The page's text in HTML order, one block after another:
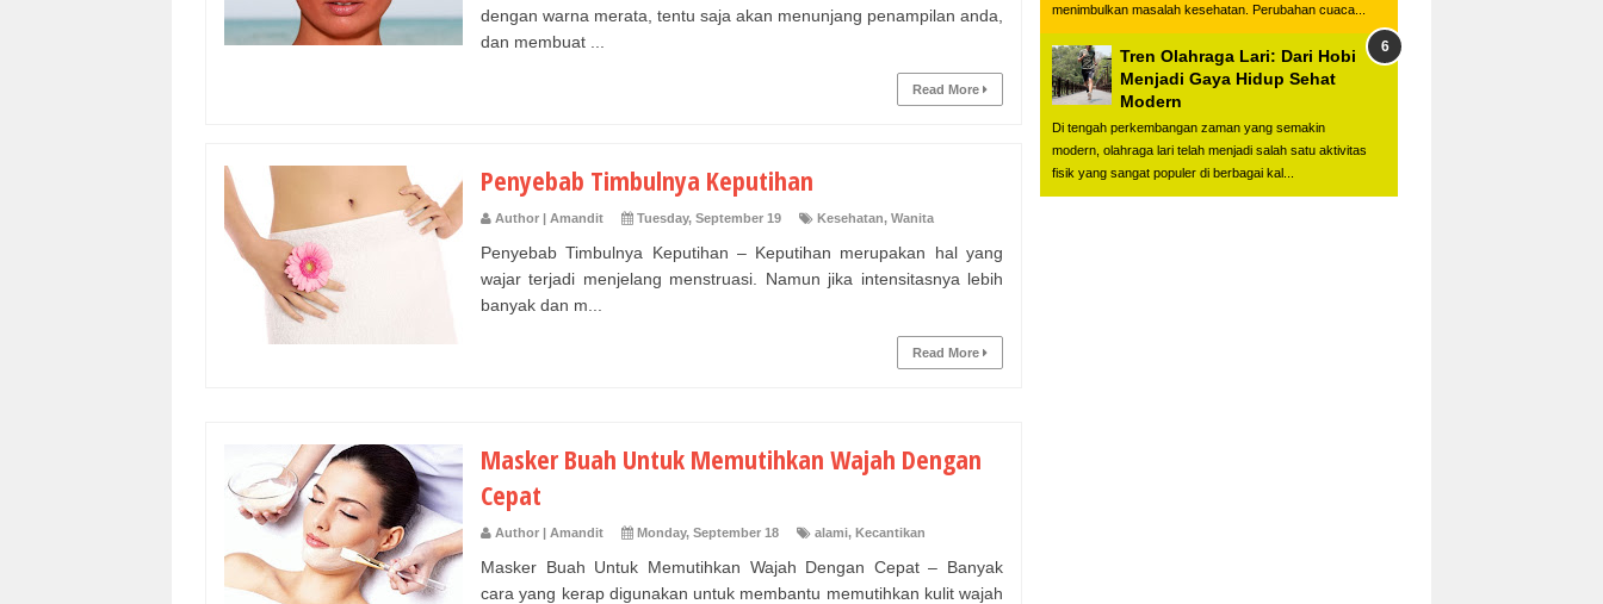
dengan warna merata, tentu saja akan menunjang penampilan anda,
dan membuat ...
Read More
Penyebab Timbulnya Keputihan
Author | Amandit Tuesday, September 19 Kesehatan, Wanita
Penyebab Timbulnya Keputihan – Keputihan merupakan hal yang
wajar terjadi menjelang menstruasi. Namun jika intensitasnya lebih
banyak dan m...
Read More
Masker Buah Untuk Memutihkan Wajah Dengan
Cepat
Author | Amandit Monday, September 18 alami, Kecantikan
Masker Buah Untuk Memutihkan Wajah Dengan Cepat – Banyak
cara yang kerap digunakan untuk membantu memutihkan kulit wajah
menimbulkan masalah kesehatan. Perubahan cuaca...
Tren Olahraga Lari: Dari Hobi
Menjadi Gaya Hidup Sehat
Modern
Di tengah perkembangan zaman yang semakin
modern, olahraga lari telah menjadi salah satu aktivitas
fisik yang sangat populer di berbagai kal...